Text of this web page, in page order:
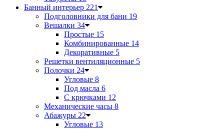
Банный интерьер 221
Подголовники для бани 19
Вешалки 34
Простые 15
Комбинированные 14
Декоративные 5
Решетки вентиляционные 5
Полочки 24
Угловые 8
Под масла 6
С крючками 12
Механические часы 8
Абажуры 22
Угловые 13